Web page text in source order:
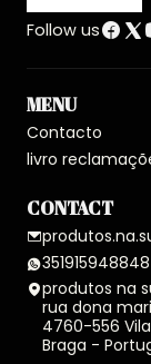
Follow us
MENU
Contacto
livro
CONTACT
351915948848
produtos na
rua dona
4760-556
Braga -